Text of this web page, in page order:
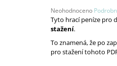
Průměrné
hodnocení
produktu
0,0
z
Neohodnoceno
Tyto hrací peníze pro
stažení.
To znamená, že po
pro stažení tohoto